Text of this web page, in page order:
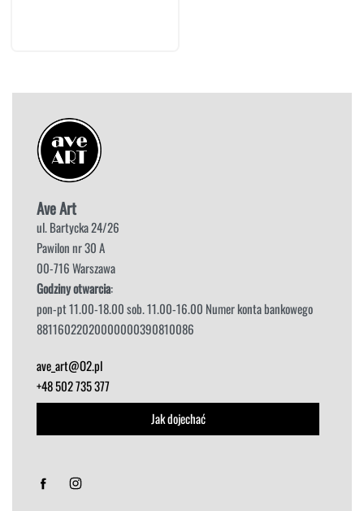
Ave Art
ul. Bartycka 24/26
Pawilon nr 30 A
00-716 Warszawa
Godziny otwarcia:
pon-pt 11.00-18.00 sob. 11.00-16.00 Numer konta bankowego
88116022020000000390810086
ave_art@O2.pl
+48 502 735 377
Jak dojechać